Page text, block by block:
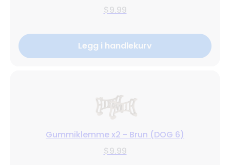
$9.99
Legg i handlekurv
Gummiklemme x2 - Brun (DOG 6)
$9.99